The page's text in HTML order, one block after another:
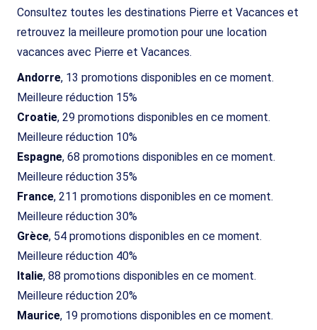
Consultez toutes les destinations Pierre et Vacances et
retrouvez la meilleure promotion pour une location
vacances avec Pierre et Vacances.
Andorre, 13 promotions disponibles en ce moment.
Meilleure réduction 15%
Croatie, 29 promotions disponibles en ce moment.
Meilleure réduction 10%
Espagne, 68 promotions disponibles en ce moment.
Meilleure réduction 35%
France, 211 promotions disponibles en ce moment.
Meilleure réduction 30%
Grèce, 54 promotions disponibles en ce moment.
Meilleure réduction 40%
Italie, 88 promotions disponibles en ce moment.
Meilleure réduction 20%
Maurice, 19 promotions disponibles en ce moment.